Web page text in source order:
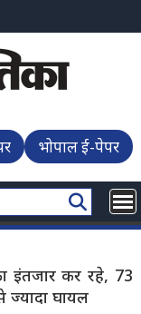
भोपाल ई-पेपर
इंतजार कर रहे, 73
ज्यादा घायल